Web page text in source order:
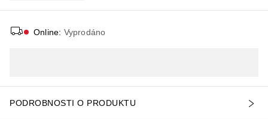
Online: Vyprodáno
PODROBNOSTI O PRODUKTU